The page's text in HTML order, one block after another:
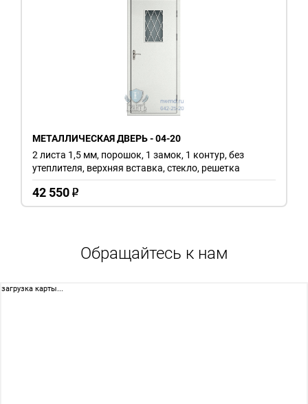
МЕТАЛЛИЧЕСКАЯ ДВЕРЬ - 04-20
42 550 o
2 листа 1,5 мм, порошок, 1 замок, 1 контур, без
утеплителя, верхняя вставка, стекло, решетка
Обращайтесь к нам
загрузка карты...